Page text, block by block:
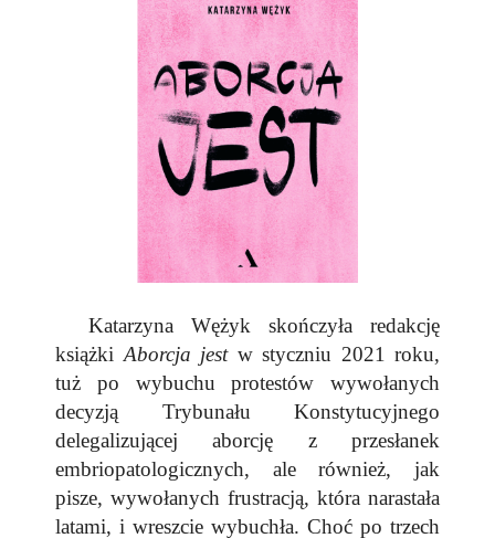
Katarzyna Wężyk skończyła redakcję
książki Aborcja jest w styczniu 2021 roku,
tuż po wybuchu protestów wywołanych
decyzją Trybunału Konstytucyjnego
delegalizującej aborcję z przesłanek
embriopatologicznych, ale również, jak
pisze, wywołanych frustracją, która narastała
latami, i wreszcie wybuchła. Choć po trzech